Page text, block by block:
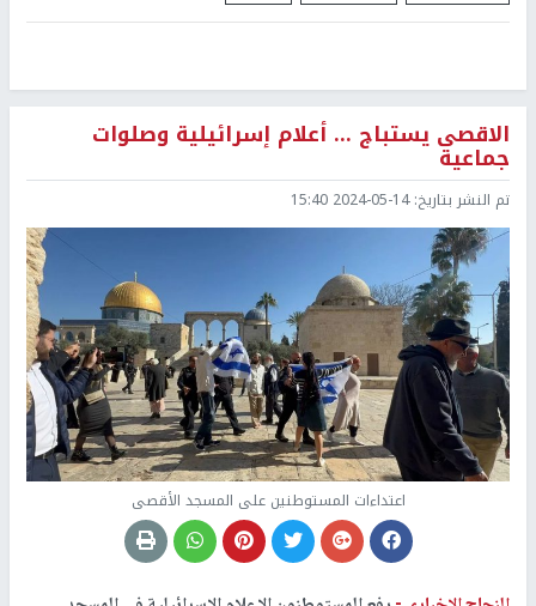
الاقصى يستباج ... أعلام إسرائيلية وصلوات
جماعية
تم النشر بتاريخ:2024-05-14 15:40
اعتداءات المستوطنين على المسجد الأقصى